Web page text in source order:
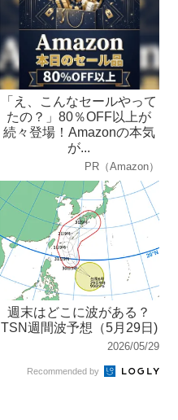
「え、こんなセールやって
たの？」80％OFF以上が
続々登場！Amazonの本気
が...
PR（Amazon）
週末はどこに波がある？
TSN週間波予想（5月29日)
2026/05/29
Recommended by